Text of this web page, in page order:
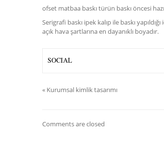
ofset matbaa baskı türün baskı öncesi
Serigrafi baskı ipek kalıp ile baskı
açık hava şartlarına en dayanıklı boyadır.
SOCIAL
« Kurumsal kimlik tasarımı
Comments are closed